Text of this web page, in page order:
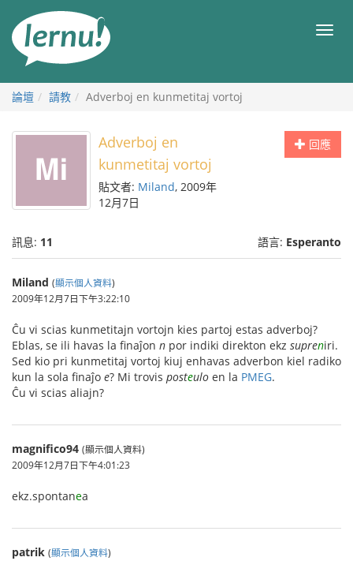
目
論壇 請教 Adverboj en kunmetitaj vortoj
回應
Adverboj en
kunmetitaj vortoj
貼文者: Miland, 2009年
12月7日
訊息: 11 語言: Esperanto
Miland (顯示個人資料)
2009年12月7日下午3:22:10
Ĉu vi scias kunmetitajn vortojn kies partoj estas adverboj?
Eblas, se ili havas la finaĵon n por indiki direkton ekz supreniri.
Sed kio pri kunmetitaj vortoj kiuj enhavas adverbon kiel radiko
kun la sola finaĵo e? Mi trovis posteulo en la PMEG.
Ĉu vi scias aliajn?
magnifico94 (顯示個人資料)
2009年12月7日下午4:01:23
ekz.spontanea
patrik (顯示個人資料)